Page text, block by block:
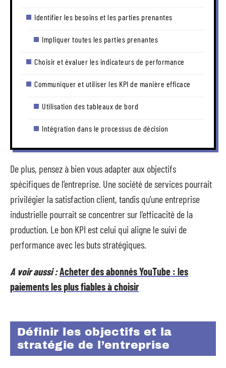
Identifier les besoins et les parties prenantes
Impliquer toutes les parties prenantes
Choisir et évaluer les indicateurs de performance
Communiquer et utiliser les KPI de manière efficace
Utilisation des tableaux de bord
Intégration dans le processus de décision
De plus, pensez à bien vous adapter aux objectifs
spécifiques de l’entreprise. Une société de services pourrait
privilégier la satisfaction client, tandis qu’une entreprise
industrielle pourrait se concentrer sur l’efficacité de la
production. Le bon KPI est celui qui aligne le suivi de
performance avec les buts stratégiques.
A voir aussi :Acheter des abonnés YouTube : les
paiements les plus fiables à choisir
Définir les objectifs et la
stratégie de l’entreprise